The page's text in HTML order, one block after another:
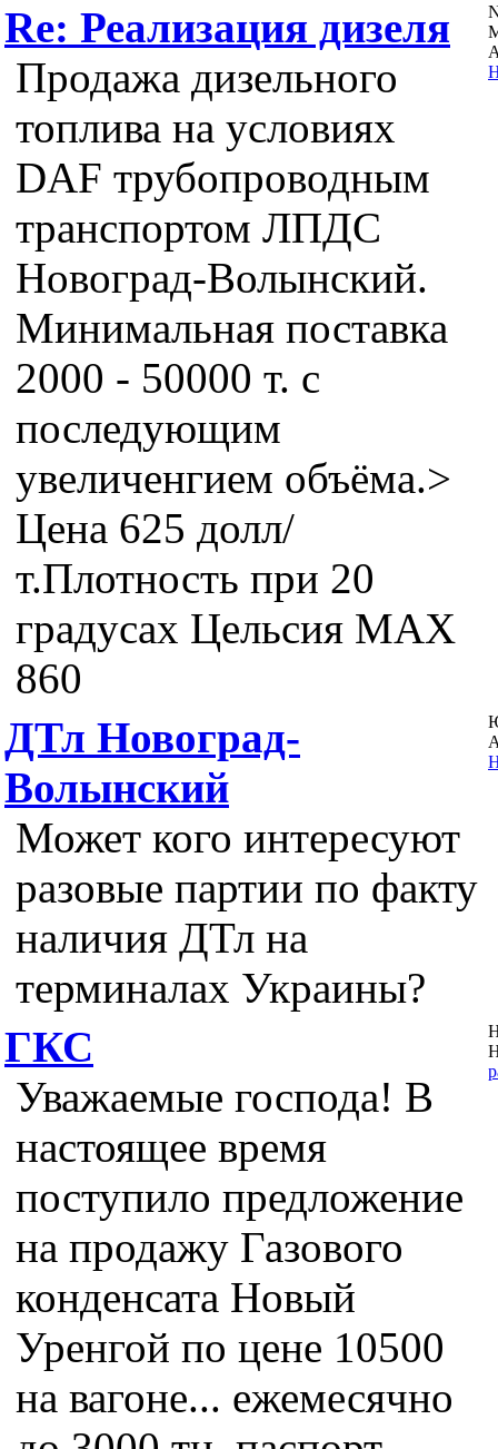
Re: Реализация дизеля
Продажа дизельного
топлива на условиях
DAF трубопроводным
транспортом ЛПДС
Новоград-Волынский.
Минимальная поставка
2000 - 50000 т. с
последующим
увеличенгием объёма.>
Цена 625 долл/
т.Плотность при 20
градусах Цельсия MAX
860
ДТл Новоград-
Волынский
Может кого интересуют
разовые партии по факту
наличия ДТл на
терминалах Украины?
ГКС
Уважаемые господа! В
настоящее время
поступило предложение
на продажу Газового
конденсата Новый
Уренгой по цене 10500
на вагоне... ежемесячно